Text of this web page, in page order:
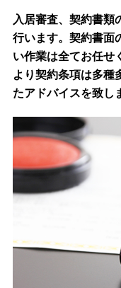
入居審査、契約書類
行います。契約書面
い作業は全てお任せ
より契約条項は多種
たアドバイスを致し